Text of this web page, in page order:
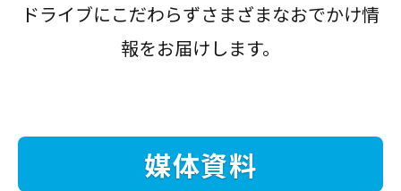
ドライブにこだわらずさまざまなおでかけ情
報をお届けします。
媒体資料